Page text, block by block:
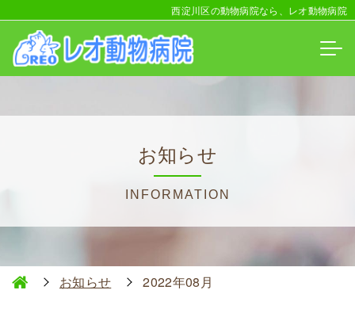
西淀川区の動物病院なら、レオ動物病院
お知らせ
INFORMATION
お知らせ 2022年08月